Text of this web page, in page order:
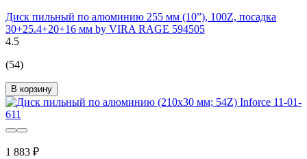
Диск пильный по алюминию 255 мм (10”), 100Z, посадка
30+25.4+20+16 мм by VIRA RAGE 594505
4.5
(54)
В корзину
1 883 ₽